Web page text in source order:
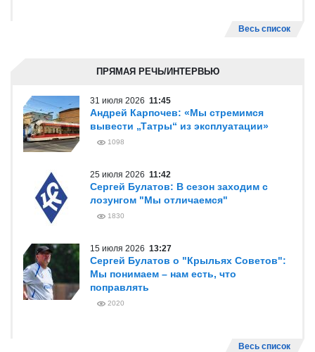
Весь список
ПРЯМАЯ РЕЧЬ/ИНТЕРВЬЮ
31 июля 2026 11:45
Андрей Карпочев: «Мы стремимся
вывести „Татры“ из эксплуатации»
1098
25 июля 2026 11:42
Сергей Булатов: В сезон заходим с
лозунгом "Мы отличаемся"
1830
15 июля 2026 13:27
Сергей Булатов о "Крыльях Советов":
Мы понимаем – нам есть, что
поправлять
2020
Весь список